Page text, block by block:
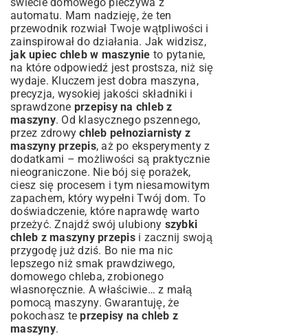
automatu. Mam nadzieję, że ten
przewodnik rozwiał Twoje wątpliwości i
zainspirował do działania. Jak widzisz,
jak upiec chleb w maszynie to pytanie,
na które odpowiedź jest prostsza, niż się
wydaje. Kluczem jest dobra maszyna,
precyzja, wysokiej jakości składniki i
sprawdzone przepisy na chleb z
maszyny. Od klasycznego pszennego,
przez zdrowychleb pełnoziarnisty z
maszyny przepis, aż po eksperymenty z
dodatkami – możliwości są praktycznie
nieograniczone. Nie bój się porażek,
ciesz się procesem i tym niesamowitym
zapachem, który wypełni Twój dom. To
doświadczenie, które naprawdę warto
przeżyć. Znajdź swój ulubiony szybki
chleb z maszyny przepisi zacznij swoją
przygodę już dziś. Bo nie ma nic
lepszego niż smak prawdziwego,
domowego chleba, zrobionego
własnoręcznie. A właściwie… z małą
pomocą maszyny. Gwarantuję, że
pokochasz teprzepisy na chleb z
maszyny.